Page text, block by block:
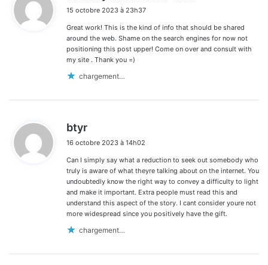
:
15 octobre 2023 à 23h37
Great work! This is the kind of info that should be shared
around the web. Shame on the search engines for now not
positioning this post upper! Come on over and consult with
my site . Thank you =)
chargement…
btyr
t
16 octobre 2023 à 14h02
Can I simply say what a reduction to seek out somebody who
truly is aware of what theyre talking about on the internet. You
undoubtedly know the right way to convey a difficulty to light
and make it important. Extra people must read this and
understand this aspect of the story. I cant consider youre not
more widespread since you positively have the gift.
chargement…